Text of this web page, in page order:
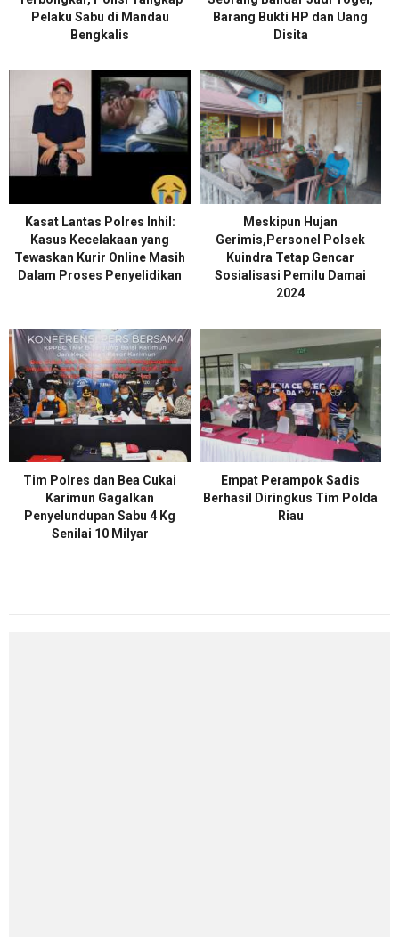
Pelaku Sabu di Mandau
Bengkalis
Barang Bukti HP dan Uang
Disita
Kasat Lantas Polres Inhil:
Kasus Kecelakaan yang
Tewaskan Kurir Online Masih
Dalam Proses Penyelidikan
Meskipun Hujan
Gerimis,Personel Polsek
Kuindra Tetap Gencar
Sosialisasi Pemilu Damai
2024
Tim Polres dan Bea Cukai
Karimun Gagalkan
Penyelundupan Sabu 4 Kg
Senilai 10 Milyar
Empat Perampok Sadis
Berhasil Diringkus Tim Polda
Riau